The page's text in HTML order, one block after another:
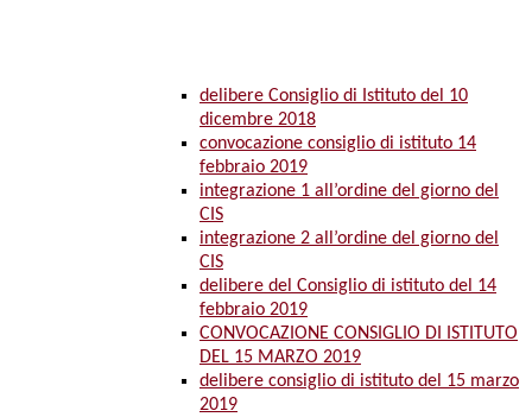
delibere Consiglio di Istituto del 10
dicembre 2018
convocazione consiglio di istituto 14
febbraio 2019
integrazione 1 all’ordine del giorno del
CIS
integrazione 2 all’ordine del giorno del
CIS
delibere del Consiglio di istituto del 14
febbraio 2019
CONVOCAZIONE CONSIGLIO DI ISTITUTO
DEL 15 MARZO 2019
delibere consiglio di istituto del 15 marzo
2019